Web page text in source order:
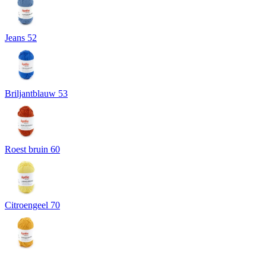
Jeans 52
Briljantblauw 53
Roest bruin 60
Citroengeel 70